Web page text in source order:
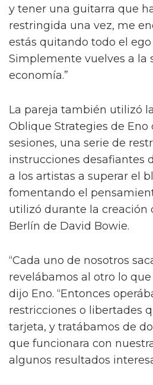
y tener una guitarra que
restringida una vez, me
estás quitando todo el
Simplemente vuelves a la
economía.”
La pareja también utilizó
Oblique Strategies de Eno
sesiones, una serie de
instrucciones desafiantes
a los artistas a superar el
fomentando el
utilizó durante la creación
Berlín de David Bowie.
“Cada uno de nosotros
revelábamos al otro lo
dijo Eno. “Entonces
restricciones o libertades
tarjeta, y tratábamos de
que funcionara con
algunos resultados